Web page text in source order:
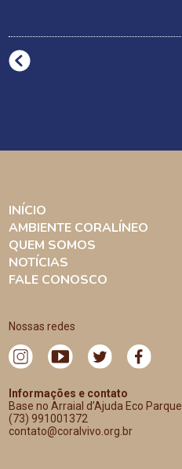
INÍCIO
AMBIENTE CORALÍNEO
QUEM SOMOS
NOTÍCIAS
FALE CONOSCO
Nossas redes
Informações e contato
Base no Arraial d’Ajuda Eco Parque
(73) 991001372
contato@coralvivo.org.br